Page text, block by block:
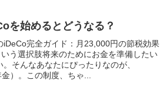
を始めるとどうなる？
iDeCo完全ガイド：月23,000円の節税効果
いう選択肢将来のためにお金を準備したい
そんなあなたにぴったりなのが、
）。この制度、ちゃ...